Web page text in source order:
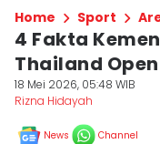
Home Sport
4 Fakta
Thailand
18 Mei 2026, 05:48 WIB
Rizna Hidayah
News Channel